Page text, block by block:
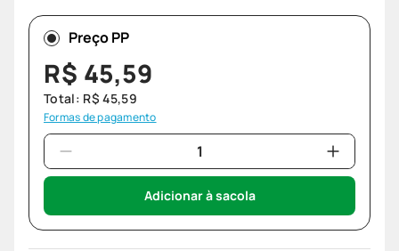
Preço PP
R$ 45,59
Total: R$ 45,59
Formas de pagamento
Adicionar à sacola